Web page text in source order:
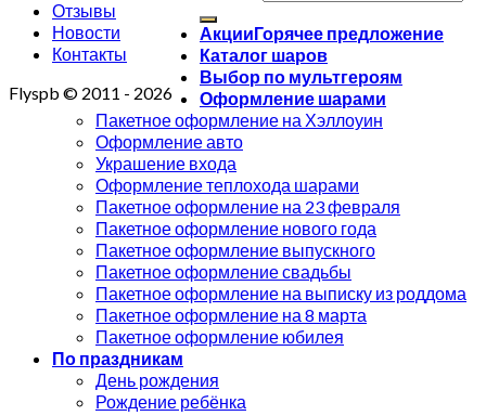
Отзывы
Новости
Контакты
Flyspb © 2011 - 2026
Акции
Каталог шаров
Выбор по мультгероям
Оформление шарами
Пакетное оформление на Хэллоуин
Оформление авто
Украшение входа
Оформление теплохода шарами
Пакетное оформление на 23 февраля
Пакетное оформление нового года
Пакетное оформление выпускного
Пакетное оформление свадьбы
Пакетное оформление на выписку из роддома
Пакетное оформление на 8 марта
Пакетное оформление юбилея
По праздникам
День рождения
Рождение ребёнка